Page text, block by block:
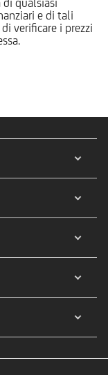
e di tali
verificare i prezzi